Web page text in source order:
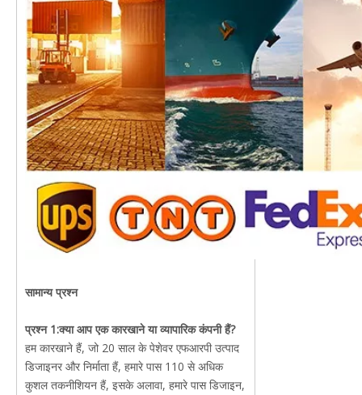
सामान्य प्रश्न
प्रश्न 1:क्या आप एक कारखाने या व्यापारिक कंपनी हैं?
हम कारखाने हैं, जो 20 साल के पेशेवर एफआरपी उत्पाद
डिजाइनर और निर्माता हैं, हमारे पास 110 से अधिक
कुशल तकनीशियन हैं, इसके अलावा, हमारे पास डिजाइन,